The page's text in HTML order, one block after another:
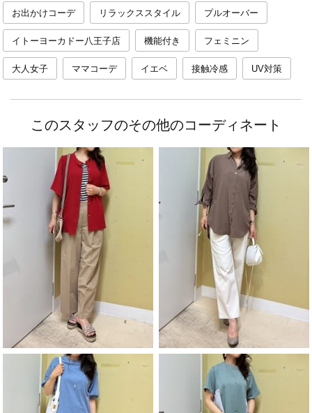
お出かけコーデ リラックススタイル プルオーバー
イトーヨーカドー八王子店 機能付き フェミニン
大人女子 ママコーデ イエベ 接触冷感 UV対策
このスタッフのその他のコーディネート